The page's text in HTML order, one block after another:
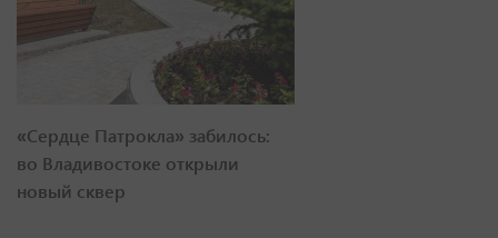
«Сердце Патрокла» забилось:
во Владивостоке открыли
новый сквер